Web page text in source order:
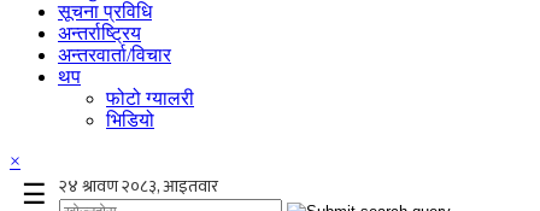
सूचना प्रविधि
अन्तर्राष्ट्रिय
अन्तरवार्ता/विचार
थप
फोटो ग्यालरी
भिडियो
×
☰